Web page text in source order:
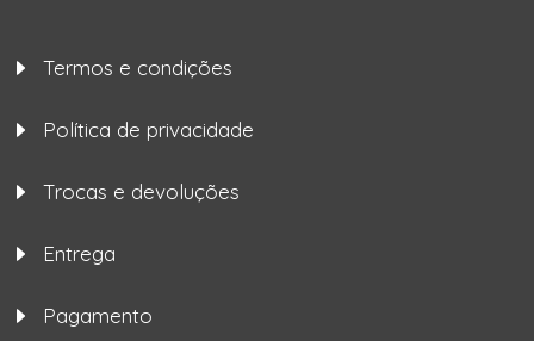
Termos e condições
Política de privacidade
Trocas e devoluções
Entrega
Pagamento